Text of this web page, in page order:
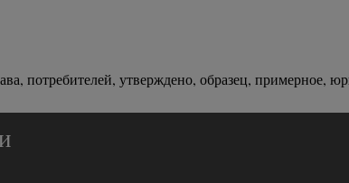
потребителей, утверждено, образец, примерное,